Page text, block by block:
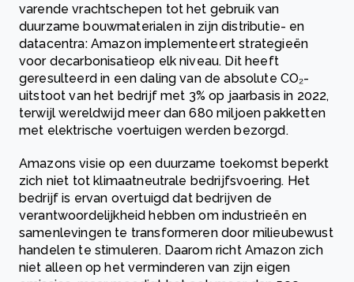
varende vrachtschepen tot het gebruik van
duurzame bouwmaterialen in zijn distributie- en
datacentra: Amazon implementeert strategieën
voor decarbonisatieop elk niveau. Dit heeft
geresulteerd in een daling van de absolute CO₂-
uitstoot van het bedrijf met 3% op jaarbasis in 2022,
terwijl wereldwijd meer dan 680 miljoen pakketten
met elektrische voertuigen werden bezorgd.
Amazons visie op een duurzame toekomst beperkt
zich niet tot klimaatneutrale bedrijfsvoering. Het
bedrijf is ervan overtuigd dat bedrijven de
verantwoordelijkheid hebben om industrieën en
samenlevingen te transformeren door milieubewust
handelen te stimuleren. Daarom richt Amazon zich
niet alleen op het verminderen van zijn eigen